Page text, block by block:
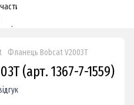
Фланець Bobcat V2003T
(арт. 1367-7-1559)